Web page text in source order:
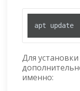
apt update
Для
именно: